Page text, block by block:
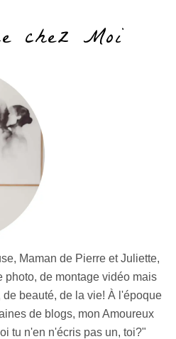
chez Moi
Maman de Pierre et Juliette,
photo, de montage vidéo mais
beauté, de la vie! À l'époque
de blogs, mon Amoureux
tu n'en n'écris pas un, toi?"